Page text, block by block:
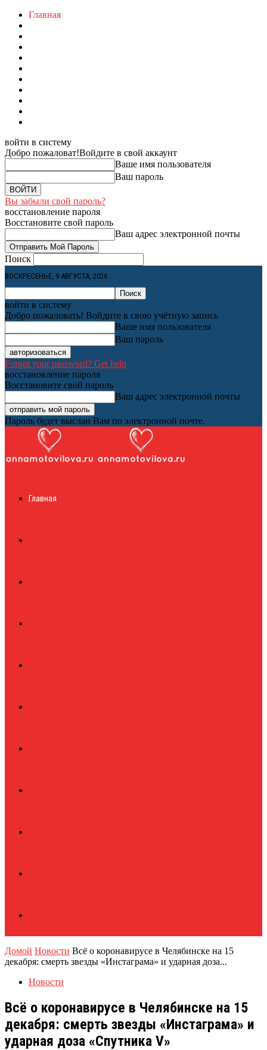
Главная
войти в систему
Добро пожаловат!Войдите в свой аккаунт
Ваше имя пользователя
Ваш пароль
Вы забыли свой пароль?
восстановление пароля
Восстановите свой пароль
Ваш адрес электронной почты
Поиск
ВОСКРЕСЕНЬЕ, 9 АВГУСТА, 2026
войти в систему
Добро пожаловать! Войдите в свою учётную запись
Ваше имя пользователя
Ваш пароль
Forgot your password? Get help
восстановление пароля
Восстановите свой пароль
Ваш адрес электронной почты
Пароль будет выслан Вам по электронной почте.
журналГлавная
Домой Новости Всё о коронавирусе в Челябинске на 15
декабря: смерть звезды «Инстаграма» и ударная доза...
Новости
Всё о коронавирусе в Челябинске на 15
декабря: смерть звезды «Инстаграма» и
ударная доза «Спутника V»